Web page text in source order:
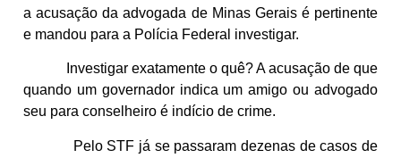
a acusação da advogada de Minas Gerais é pertinente
e mandou para a Polícia Federal investigar.
Investigar exatamente o quê? A acusação de que
quando um governador indica um amigo ou advogado
seu para conselheiro é indício de crime.
Pelo STF já se passaram dezenas de casos de